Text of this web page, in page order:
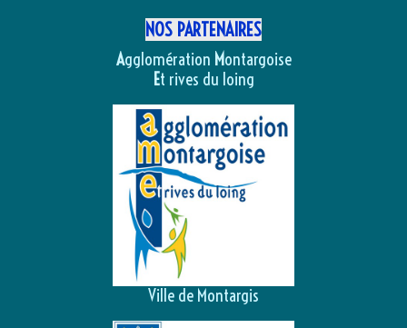
NOS PARTENAIRES
Agglomération Montargoise
Et rives du loing
Ville de Montargis